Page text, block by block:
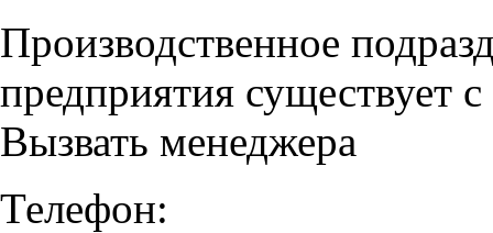
Производственное
предприятия существует
Вызвать менеджера
Телефон: